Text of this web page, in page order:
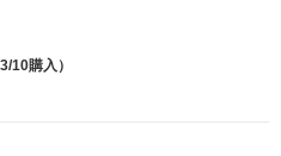
10購入）